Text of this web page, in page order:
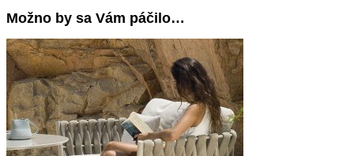
Možno by sa Vám páčilo…